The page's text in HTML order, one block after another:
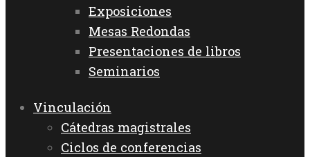
Exposiciones
Mesas Redondas
Presentaciones de libros
Seminarios
Vinculación
Cátedras magistrales
Ciclos de conferencias